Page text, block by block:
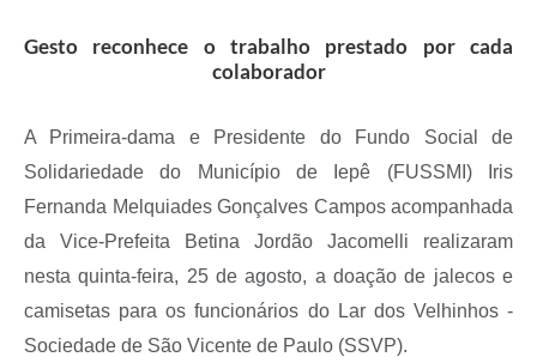
Telefones Úteis
Serviço de Informação ao Cidadão (SIC)
Gesto reconhece o trabalho prestado por cada
colaborador
A Primeira-dama e Presidente do Fundo Social de
Solidariedade do Município de Iepê (FUSSMI) Iris
Fernanda Melquiades Gonçalves Campos acompanhada
da Vice-Prefeita Betina Jordão Jacomelli realizaram
nesta quinta-feira, 25 de agosto, a doação de jalecos e
camisetas para os funcionários do Lar dos Velhinhos -
Sociedade de São Vicente de Paulo (SSVP).